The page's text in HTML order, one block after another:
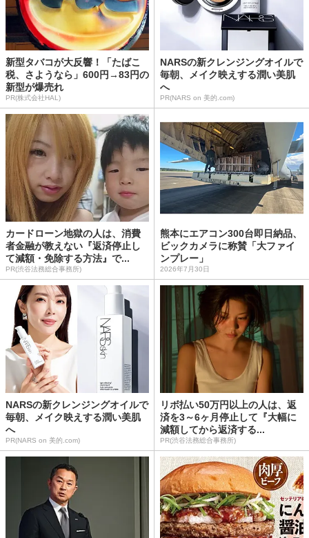
新型タバコが大反響！「たばこ
税、さようなら」600円→83円の
新型が爆売れ
PR(株式会社HAL)
NARSの新クレンジングオイルで
毎朝、メイク映えする潤い美肌
へ
PR(NARS on 美的.com)
カードローン地獄の人は、消費
者金融が教えない『返済停止し
て減額・免除する方法』で...
PR(渋谷法務総合事務所)
熊本にエアコン300台即日納品、
ビックカメラに称賛「大ファイ
ンプレー」
2026年7月30日
NARSの新クレンジングオイルで
毎朝、メイク映えする潤い美肌
へ
PR(NARS on 美的.com)
リボ払い50万円以上の人は、返
済を3～6ヶ月停止して『大幅に
減額してから返済する...
PR(渋谷法務総合事務所)